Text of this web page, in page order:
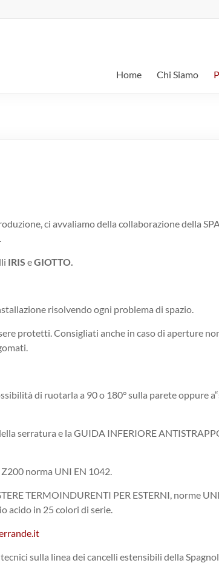
Home Chi Siamo
ci avvaliamo della collaborazione della
IRIS eGIOTTO.
risolvendo ogni problema di spazio.
protetti. Consigliati anche in caso di aperture
di ruotarla a 90 o 180° sulla parete oppure
serratura e la GUIDA INFERIORE
norma UNI EN 1042.
TERMOINDURENTI PER ESTERNI, norme
acido in 25 colori di serie.
sulla linea dei cancelli estensibili della